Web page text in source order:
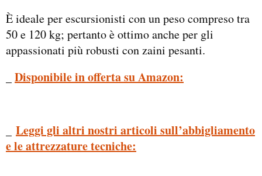
È ideale per escursionisti con un peso compreso tra
50 e 120 kg; pertanto è ottimo anche per gli
appassionati più robusti con zaini pesanti.
Disponibile in offerta su Amazon:
Leggi gli altri nostri articoli sull’abbigliamento
e le attrezzature tecniche: